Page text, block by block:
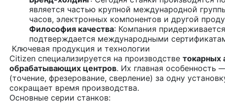
является частью крупной международной
часов, электронных компонентов и другой
Философия качества: Компания
подтверждается международными
Ключевая продукция и технологии
Citizen специализируется на производстве токарных
обрабатывающих центров. Их главная
(точение, фрезерование, сверление) за одну
сокращает время производства.
Основные серии станков: